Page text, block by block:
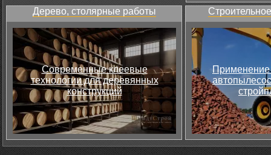
Дерево, столярные работы
Современные клеевые
технологии для деревянных
конструкций
Применение